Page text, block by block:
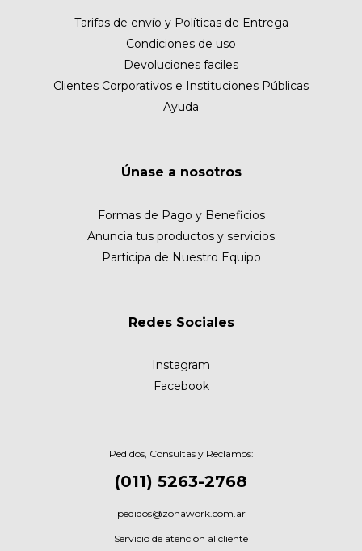
Tarifas de envío y Políticas de Entrega
Condiciones de uso
Devoluciones faciles
Clientes Corporativos e Instituciones Públicas
Ayuda
Únase a nosotros
Formas de Pago y Beneficios
Anuncia tus productos y servicios
Participa de Nuestro Equipo
Redes Sociales
Instagram
Facebook
Pedidos, Consultas y Reclamos:
(011) 5263-2768
pedidos@zonawork.com.ar
Servicio de atención al cliente